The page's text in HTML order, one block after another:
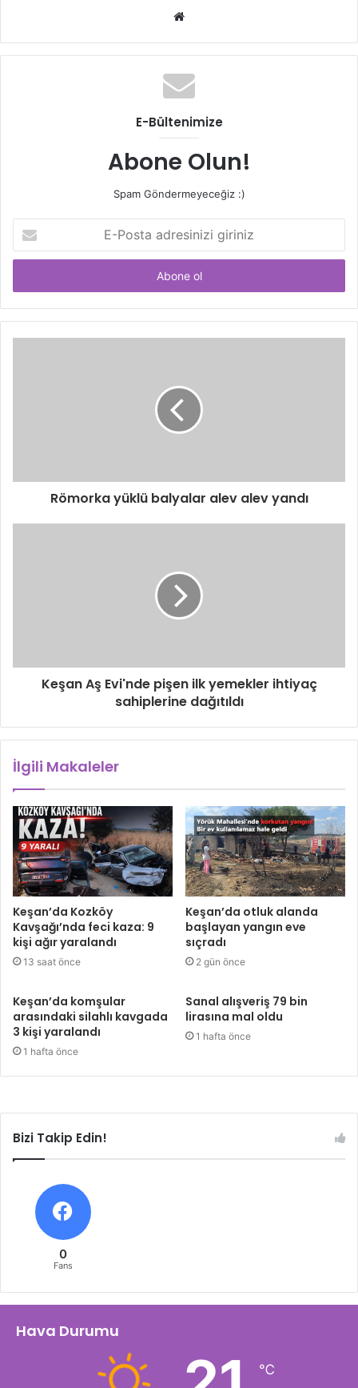
Web
E-Bültenimize
Abone Olun!
Spam Göndermeyeceğiz :)
Posta
adresinizi
Römorka yüklü balyalar alev alev yandı
Keşan Aş Evi'nde pişen ilk yemekler ihtiyaç
sahiplerine dağıtıldı
İlgili Makaleler
Keşan’da Kozköy
Kavşağı’nda feci kaza: 9
kişi ağır yaralandı
13 saat önce
Keşan’da otluk alanda
başlayan yangın eve
sıçradı
2 gün önce
Keşan’da komşular
arasındaki silahlı kavgada
3 kişi yaralandı
1 hafta önce
Sanal alışveriş 79 bin
lirasına mal oldu
1 hafta önce
Bizi Takip Edin!
0
Fans
Hava Durumu
℃